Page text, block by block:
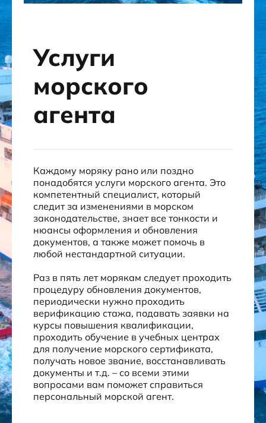
Услуги
морского
агента
Каждому моряку рано или поздно
понадобятся услуги морского агента. Это
компетентный специалист, который
следит за изменениями в морском
законодательстве, знает все тонкости и
нюансы оформления и обновления
документов, а также может помочь в
любой нестандартной ситуации.
Раз в пять лет морякам следует проходить
процедуру обновления документов,
периодически нужно проходить
верификацию стажа, подавать заявки на
курсы повышения квалификации,
проходить обучение в учебных центрах
для получение морского сертификата,
получать новое звание, восстанавливать
документы и т.д. – со всеми этими
вопросами вам поможет справиться
персональный морской агент.